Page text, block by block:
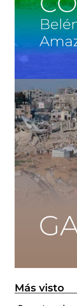
Más visto